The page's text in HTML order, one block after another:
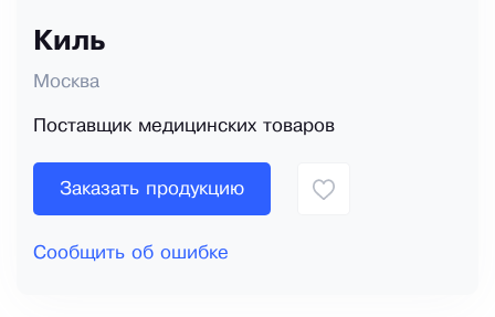
Киль
Москва
Поставщик медицинских товаров
Заказать продукцию
Сообщить об ошибке